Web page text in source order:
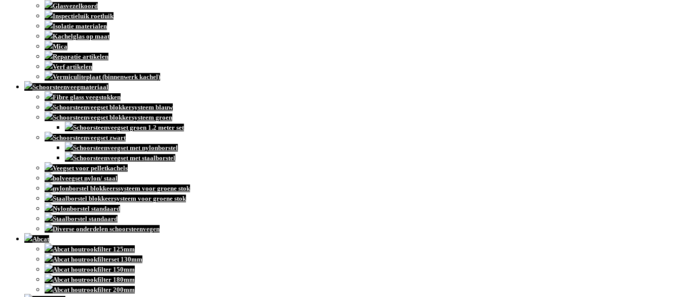
Glasvezelkoord
Inspectieluik roetluik
Isolatie materialen
Kachelglas op maat
Mica
Reparatie artikelen
Verf artikelen
Vermiculiteplaat (binnenwerk kachel)
Schoorsteenveegmateriaal
Fibre glass veegstokken
Schoorsteenveegset blokkersysteem blauw
Schoorsteenveegset blokkersysteem groen
Schoorsteenveegset groen 1.2 meter set
Schoorsteenveegset zwart
Schoorsteenveegset met nylonborstel
Schoorsteenveegset met staalborstel
Veegset voor pelletkachels
bolveegset nylon/ staal
nylonborstel blokkeerssysteem voor groene stok
Staalborstel blokkeersysteem voor groene stok
Nylonborstel standaard
Staalborstel standaard
Diverse onderdelen schoorsteenvegen
Abcat
Abcat houtrookfilter 125mm
Abcat houtrookfilterset 130mm
Abcat houtrookfilter 150mm
Abcat houtrookfilter 180mm
Abcat houtrookfilter 200mm